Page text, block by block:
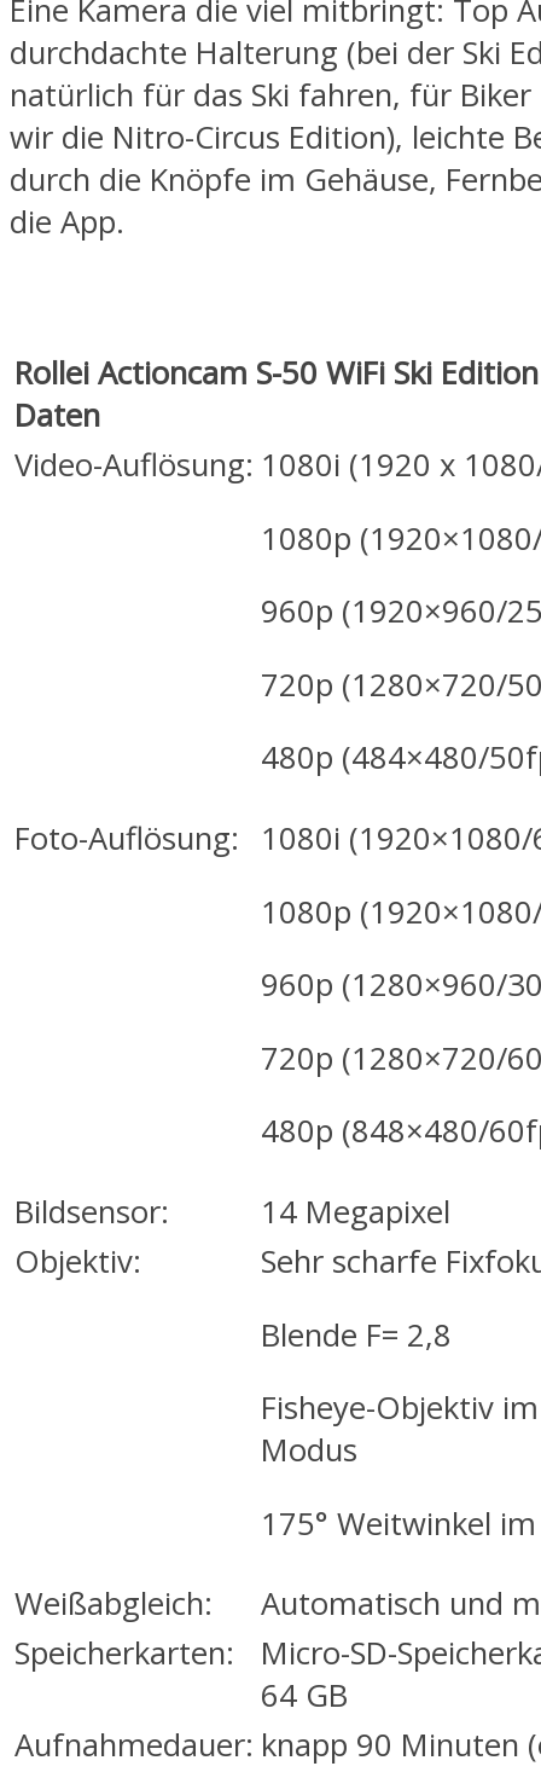
Eine Kamera die viel mitbringt: Top
durchdachte Halterung (bei der Ski
natürlich für das Ski fahren, für
wir die Nitro-Circus Edition), leichte
durch die Knöpfe im Gehäuse,
die App.
Rollei Actioncam S-50 WiFi Ski
Daten
Video-Auflösung: 1080i (1920 x
1080p
960p (1920×960/
720p (1280×720/
480p (484×480/
Foto-Auflösung:
1080i
1080p
960p (1280×960/
720p (1280×720/
480p (848×480/
Bildsensor:
14 Megapixel
Objektiv:
Sehr scharfe
Blende F= 2,8
Fisheye-Objektiv
Modus
175° Weitwinkel
Weißabgleich:
Automatisch und
Speicherkarten:
Micro-SD-
64 GB
Aufnahmedauer: knapp 90 Minuten